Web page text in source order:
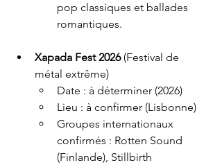
pop classiques et ballades
romantiques.
Xapada Fest 2026 (Festival de
métal extrême)
Date : à déterminer (2026)
Lieu : à confirmer (Lisbonne)
Groupes internationaux
confirmés : Rotten Sound
(Finlande), Stillbirth